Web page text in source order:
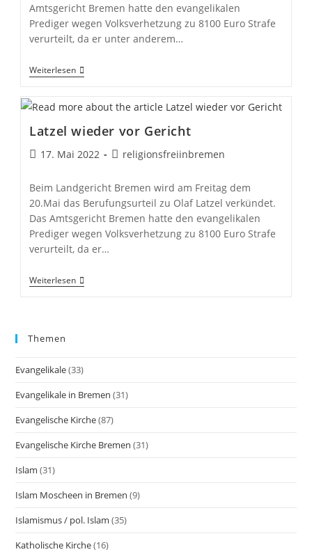
Amtsgericht Bremen hatte den evangelikalen
Prediger wegen Volksverhetzung zu 8100 Euro Strafe
verurteilt, da er unter anderem…
WeiterlesenWer
Unterstützt
Und
Die
Bremer
Evangelikalen
Latzel wieder vor Gericht
Beitrag
17. Mai 2022
Beitrags-
religionsfreiinbremen
Beim Landgericht Bremen wird am Freitag dem
20.Mai das Berufungsurteil zu Olaf Latzel verkündet.
Das Amtsgericht Bremen hatte den evangelikalen
Prediger wegen Volksverhetzung zu 8100 Euro Strafe
verurteilt, da er…
WeiterlesenLatzel
Wieder
Themen
Evangelikale(33)
Evangelikale in Bremen (31)
Evangelische Kirche(87)
Evangelische Kirche Bremen (31)
Islam (31)
Islam Moscheen in Bremen (9)
Islamismus / pol. Islam (35)
Katholische Kirche(16)